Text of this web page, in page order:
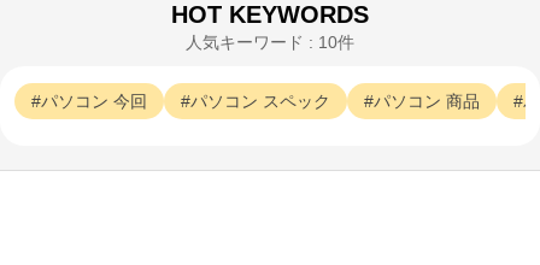
HOT KEYWORDS
人気キーワード : 10件
パソコン 今回 パソコン スペック パソコン 商品